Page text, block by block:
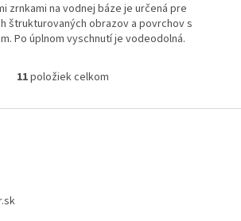
zrnkami na vodnej báze je určená pre
štrukturovaných obrazov a povrchov s
Po úplnom vyschnutí je vodeodolná.
O
l
11položiek celkom